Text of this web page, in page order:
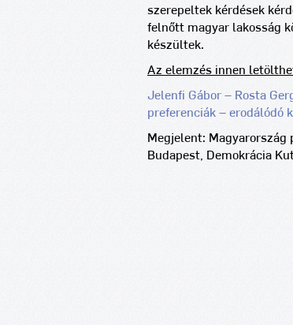
szerepeltek kérdések
felnőtt magyar lakosság
készültek.
Az elemzés innen
Jelenfi Gábor – Rosta
preferenciák – erodálódó
Megjelent: Magyarország
Budapest, Demokrácia